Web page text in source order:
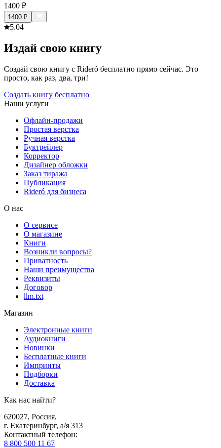
1400 ₽
1400 ₽
5.04
Издай свою книгу
Создай свою книгу с Rideró бесплатно прямо сейчас. Это
просто, как раз, два, три!
Создать книгу бесплатно
Наши услуги
Офлайн-продажи
Простая верстка
Ручная верстка
Буктрейлер
Корректор
Дизайнер обложки
Заказ тиража
Публикация
Rideró для бизнеса
О нас
О сервисе
О магазине
Книги
Возникли вопросы?
Приватность
Наши преимущества
Реквизиты
Договор
llm.txt
Магазин
Электронные книги
Аудиокниги
Новинки
Бесплатные книги
Импринты
Подборки
Доставка
Как нас найти?
620027, Россия,
г. Екатеринбург, а/я 313
Контактный телефон:
8 800 500 11 67